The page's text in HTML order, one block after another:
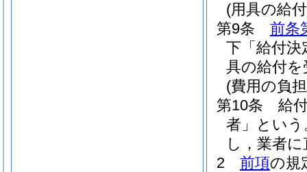
(用具の給
第9条
前条
下「給付決
具の給付
(費用の負
第10条
給
者」という
し，業者
2
前項の規